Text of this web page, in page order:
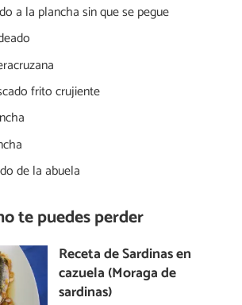
a la plancha sin que se pegue
frito crujiente
de la abuela
te puedes perder
Receta de Sardinas en
cazuela (Moraga de
sardinas)